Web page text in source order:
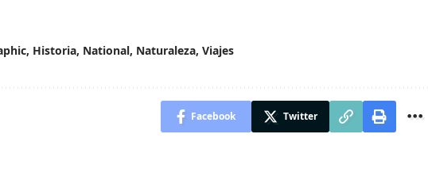
, Historia, National, Naturaleza, Viajes
Facebook Twitter